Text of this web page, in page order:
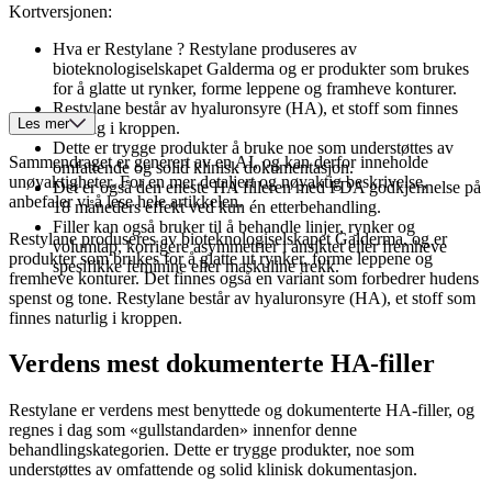
Kortversjonen:
Hva er Restylane ? Restylane produseres av
bioteknologiselskapet Galderma og er produkter som brukes
for å glatte ut rynker, forme leppene og framheve konturer.
Restylane består av hyaluronsyre (HA), et stoff som finnes
naturlig i kroppen.
Dette er trygge produkter å bruke noe som understøttes av
omfattende og solid klinisk dokumentasjon.
Det er også den eneste HA filleren med FDA godkjennelse på
18 måneders effekt ved kun én etterbehandling.
Filler kan også bruker til å behandle linjer, rynker og
volumtap, korrigere asymmetrier i ansiktet eller fremheve
spesifikke feminine eller maskuline trekk.
Les mer
Sammendraget er generert av en AI, og kan derfor inneholde
unøyaktigheter. For en mer detaljert og nøyaktig beskrivelse,
anbefaler vi å lese hele artikkelen.
Restylane produseres av bioteknologiselskapet Galderma, og er
produkter som brukes for å glatte ut rynker, forme leppene og
fremheve konturer. Det finnes også en variant som forbedrer hudens
spenst og tone. Restylane består av hyaluronsyre (HA), et stoff som
finnes naturlig i kroppen.
Verdens mest dokumenterte HA-filler
Restylane er verdens mest benyttede og dokumenterte HA-filler, og
regnes i dag som «gullstandarden» innenfor denne
behandlingskategorien. Dette er trygge produkter, noe som
understøttes av omfattende og solid klinisk dokumentasjon.